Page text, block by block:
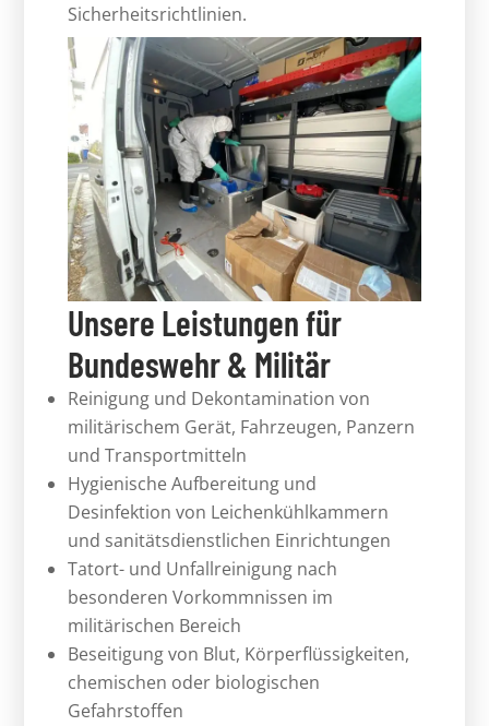
Sicherheitsrichtlinien.
Unsere Leistungen für
Bundeswehr & Militär
Reinigung und Dekontamination von
militärischem Gerät, Fahrzeugen, Panzern
und Transportmitteln
Hygienische Aufbereitung und
Desinfektion von Leichenkühlkammern
und sanitätsdienstlichen Einrichtungen
Tatort- und Unfallreinigung nach
besonderen Vorkommnissen im
militärischen Bereich
Beseitigung von Blut, Körperflüssigkeiten,
chemischen oder biologischen
Gefahrstoffen